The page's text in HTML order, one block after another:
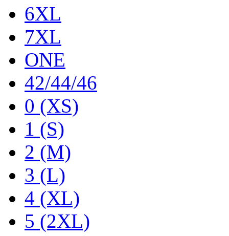
6XL
7XL
ONE
42/44/46
0 (XS)
1 (S)
2 (M)
3 (L)
4 (XL)
5 (2XL)